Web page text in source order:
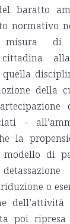
baratto
normativo
di
cittadina
quella
della
-
la
di
o
poi